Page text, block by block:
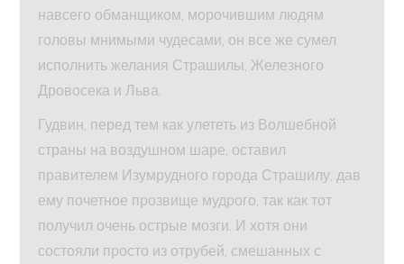
навсего обманщиком, морочившим людям
головы мнимыми чудесами, он все же сумел
исполнить желания Страшилы, Железного
Дровосека и Льва.
Гудвин, перед тем как улететь из Волшебной
страны на воздушном шаре, оставил
правителем Изумрудного города Страшилу, дав
ему почетное прозвище мудрого, так как тот
получил очень острые мозги. И хотя они
состояли просто из отрубей, смешанных с